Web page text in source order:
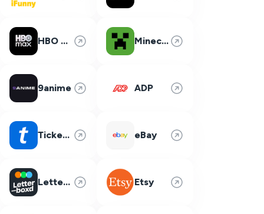
HBO Max Minecraft
9anime ADP
Ticketmaster eBay
Letterboxd Etsy